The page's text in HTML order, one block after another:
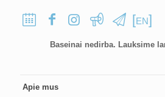
[EN]
Baseinai nedirba. Lauksime
Apie mus